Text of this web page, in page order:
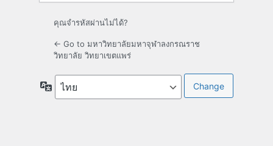
คุณจำรหัสผ่านไม่ได้?
← Go to มหาวิทยาลัยมหาจุฬาลงกรณราช
วิทยาลัย วิทยาเขตแพร่
ภาษา